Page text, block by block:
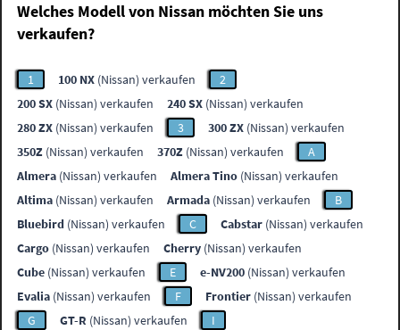
Welches Modell von Nissan möchten Sie uns
verkaufen?
1 100 NX (Nissan) verkaufen
2
200 SX (Nissan) verkaufen 240 SX (Nissan) verkaufen
280 ZX (Nissan) verkaufen 3 300 ZX (Nissan) verkaufen
350Z (Nissan) verkaufen 370Z (Nissan) verkaufen
A
Almera (Nissan) verkaufen Almera Tino (Nissan) verkaufen
Altima (Nissan) verkaufen Armada (Nissan) verkaufen
B
Bluebird (Nissan) verkaufen C Cabstar (Nissan) verkaufen
Cargo (Nissan) verkaufen Cherry (Nissan) verkaufen
Cube (Nissan) verkaufen E e-NV200 (Nissan) verkaufen
Evalia (Nissan) verkaufen F Frontier (Nissan) verkaufen
G
GT-R (Nissan) verkaufen
I